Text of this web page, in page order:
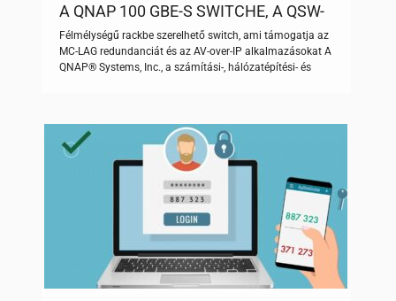
A QNAP 100 GBE-S SWITCHE, A QSW-
M7308R-4X FRISSÍTHETŐ L3 LITE
MENEDZSMENTRE
Félmélységű rackbe szerelhető switch, ami támogatja az
MC-LAG redundanciát és az AV-over-IP alkalmazásokat A
QNAP® Systems, Inc., a számítási-, hálózatépítési- és
menedzsmentképességekkel. MC-LAG redundanciával a
megszakítás nélküli switch-hálózatok biztosításáért, a
QSW-M7308R-4X támogatja a vállalatokat a […]